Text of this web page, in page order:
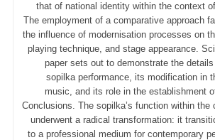
that of national identity within the context
The employment of a comparative approach
the influence of modernisation processes on
playing technique, and stage appearance.
paper sets out to demonstrate the
sopilka performance, its modification in
music, and its role in the establishment
Conclusions. The sopilka’s function within
underwent a radical transformation: it
to a professional medium for contemporary